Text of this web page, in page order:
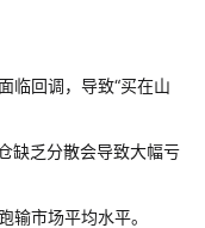
临回调，导致“买在山
缺乏分散会导致大幅亏
输市场平均水平。